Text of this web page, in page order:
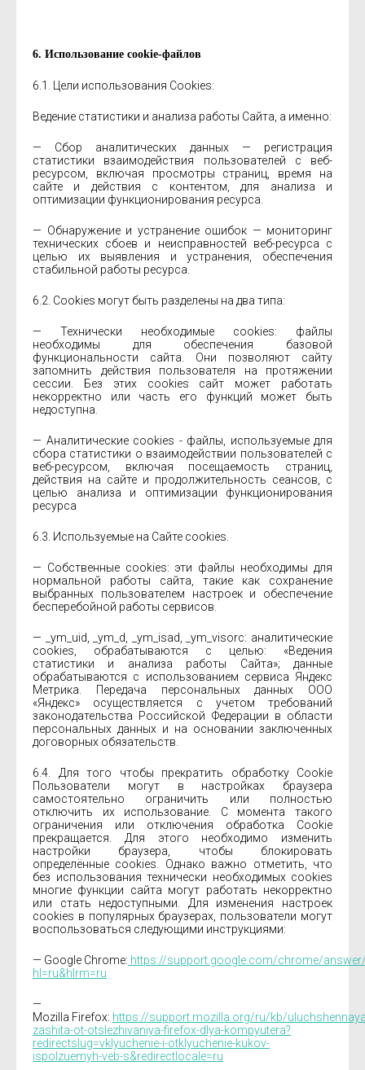
6. Использование cookie-файлов
6.1. Цели использования Cookies:
Ведение статистики и анализа работы Сайта, а именно:
— Сбор аналитических данных — регистрация
статистики взаимодействия пользователей с веб-
ресурсом, включая просмотры страниц, время на
сайте и действия с контентом, для анализа и
оптимизации функционирования ресурса.
— Обнаружение и устранение ошибок — мониторинг
технических сбоев и неисправностей веб-ресурса с
целью их выявления и устранения, обеспечения
стабильной работы ресурса.
6.2. Cookies могут быть разделены на два типа:
— Технически необходимые cookies: файлы
необходимы для обеспечения базовой
функциональности сайта. Они позволяют сайту
запомнить действия пользователя на протяжении
сессии. Без этих cookies сайт может работать
некорректно или часть его функций может быть
недоступна.
— Аналитические cookies - файлы, используемые для
сбора статистики о взаимодействии пользователей с
веб-ресурсом, включая посещаемость страниц,
действия на сайте и продолжительность сеансов, с
целью анализа и оптимизации функционирования
ресурса
6.3. Используемые на Сайте cookies.
— Собственные cookies: эти файлы необходимы для
нормальной работы сайта, такие как сохранение
выбранных пользователем настроек и обеспечение
бесперебойной работы сервисов.
— _ym_uid, _ym_d, _ym_isad, _ym_visorc: аналитические
cookies, обрабатываются с целью: «Ведения
статистики и анализа работы Сайта»; данные
обрабатываются с использованием сервиса Яндекс
Метрика. Передача персональных данных ООО
«Яндекс» осуществляется с учетом требований
законодательства Российской Федерации в области
персональных данных и на основании заключенных
договорных обязательств.
6.4. Для того чтобы прекратить обработку Cookie
Пользователи могут в настройках браузера
самостоятельно ограничить или полностью
отключить их использование. С момента такого
ограничения или отключения обработка Cookie
прекращается. Для этого необходимо изменить
настройки браузера, чтобы блокировать
определённые cookies. Однако важно отметить, что
без использования технически необходимых cookies
многие функции сайта могут работать некорректно
или стать недоступными. Для изменения настроек
cookies в популярных браузерах, пользователи могут
воспользоваться следующими инструкциями:
— Google Chrome: https://support.google.com/chrome/
hl=ru&hlrm=ru
—
Mozilla Firefox: https://support.mozilla.org/ru/kb/
zashita-ot-otslezhivaniya-firefox-dlya-kompyutera?
redirectslug=vklyuchenie-i-otklyuchenie-kukov-
ispolzuemyh-veb-s&redirectlocale=ru